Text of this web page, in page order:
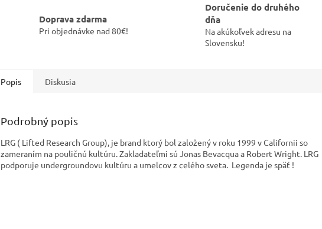
Doprava zdarma
Pri objednávke nad 80€!
Doručenie do druhého
dňa
Na akúkoľvek adresu na
Slovensku!
Popis Diskusia
Podrobný popis
LRG ( Lifted Research Group), je brand ktorý bol založený v roku 1999 v Californii so
zameraním na pouličnú kultúru. Zakladateľmi sú Jonas Bevacqua a Robert Wright. LRG
podporuje undergroundovu kultúru a umelcov z celého sveta. Legenda je späť !